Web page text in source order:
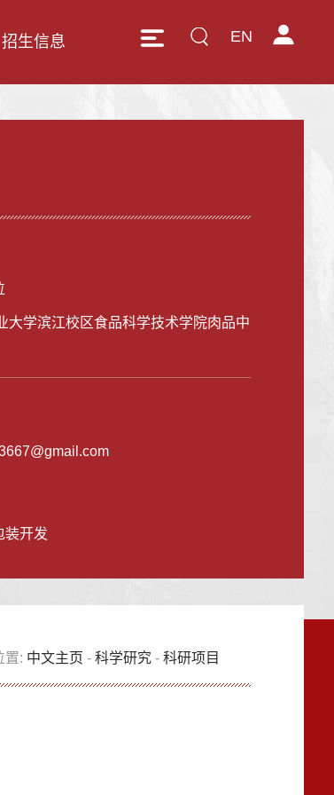
EN
招生信息
大学滨江校区食品科学技术学院肉品中
装开发
置: 中文主页 -科学研究 -科研项目